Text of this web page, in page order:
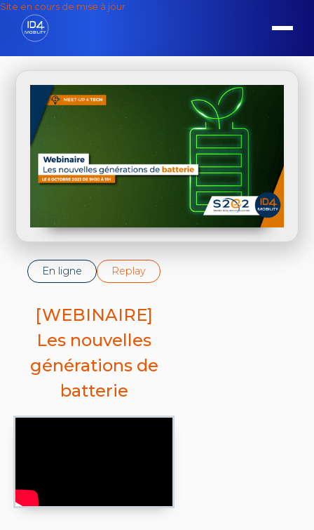
Site en cours de mise à jour
En ligne Replay
[WEBINAIRE]
Les nouvelles
générations de
batterie